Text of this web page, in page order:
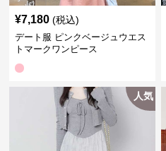
¥7,180 (税込)
デート服 ピンクベージュウエス
トマークワンピース
人気